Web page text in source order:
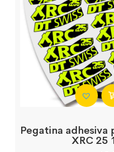
Pegatina adhesiva
XRC 25